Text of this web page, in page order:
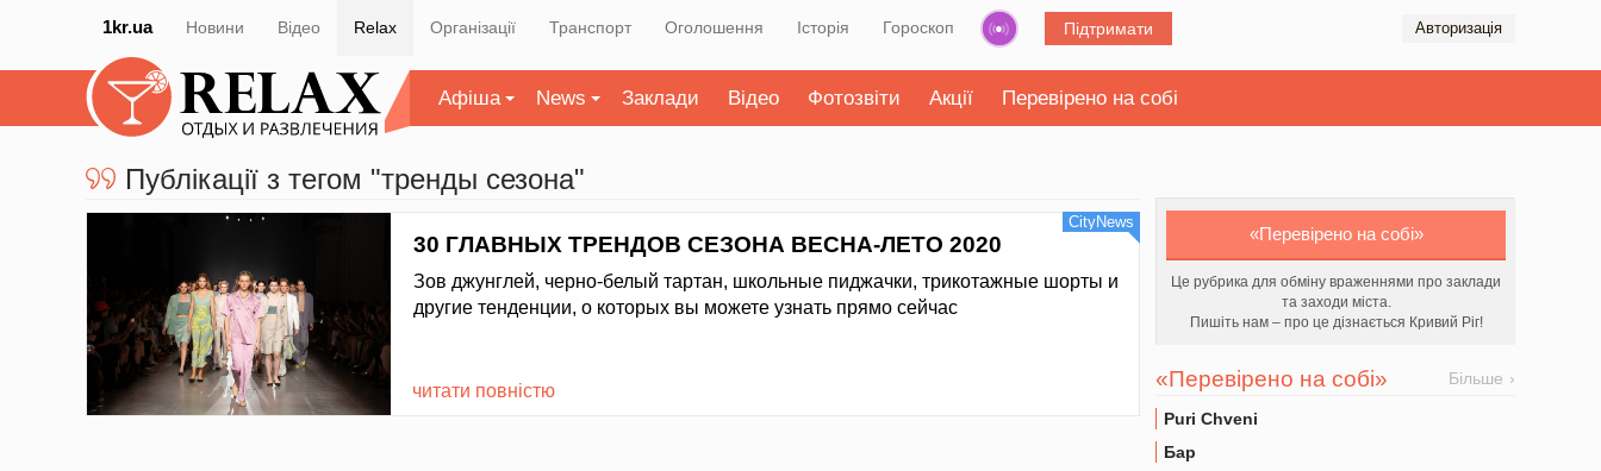
1kr.ua Новини Відео Relax Організації Транспорт Оголошення Історія Гороскоп Підтримати Авторизація
Афіша News Заклади Відео Фотозвіти Акції Перевірено на собі
Публікації з тегом "тренды сезона"
30 ГЛАВНЫХ ТРЕНДОВ СЕЗОНА ВЕСНА-ЛЕТО 2020
Зов джунглей, черно-белый тартан, школьные пиджачки, трикотажные шорты и
другие тенденции, о которых вы можете узнать прямо сейчас
читати повністю
CityNews
«Перевірено на собі»
Це рубрика для обміну враженнями про заклади
та заходи міста.
Пишіть нам – про це дізнається Кривий Ріг!
«Перевірено на собі» Більше
Puri Chveni
Бар